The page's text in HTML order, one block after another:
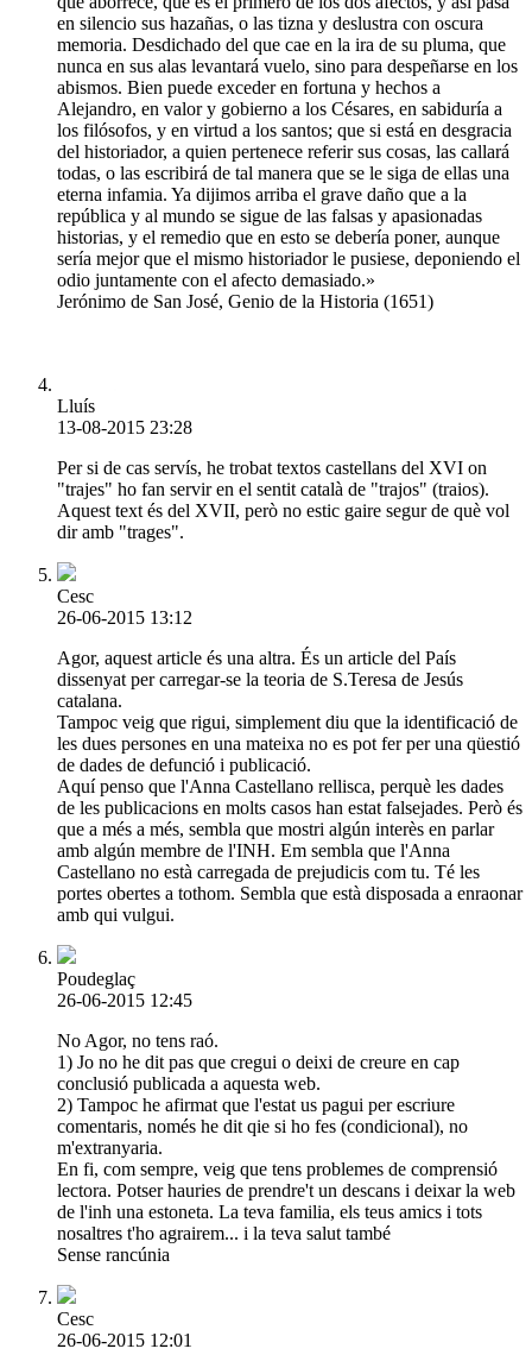
en silencio sus hazañas, o las tizna y deslustra con oscura
memoria. Desdichado del que cae en la ira de su pluma, que
nunca en sus alas levantará vuelo, sino para despeñarse en los
abismos. Bien puede exceder en fortuna y hechos a
Alejandro, en valor y gobierno a los Césares, en sabiduría a
los filósofos, y en virtud a los santos; que si está en desgracia
del historiador, a quien pertenece referir sus cosas, las callará
todas, o las escribirá de tal manera que se le siga de ellas una
eterna infamia. Ya dijimos arriba el grave daño que a la
república y al mundo se sigue de las falsas y apasionadas
historias, y el remedio que en esto se debería poner, aunque
sería mejor que el mismo historiador le pusiese, deponiendo el
odio juntamente con el afecto demasiado.»
Jerónimo de San José, Genio de la Historia (1651)
Lluís
13-08-2015 23:28
Per si de cas servís, he trobat textos castellans del XVI on
"trajes" ho fan servir en el sentit català de "trajos" (traios).
Aquest text és del XVII, però no estic gaire segur de què vol
dir amb "trages".
Cesc
26-06-2015 13:12
Agor, aquest article és una altra. És un article del País
dissenyat per carregar-se la teoria de S.Teresa de Jesús
catalana.
Tampoc veig que rigui, simplement diu que la identificació de
les dues persones en una mateixa no es pot fer per una qüestió
de dades de defunció i publicació.
Aquí penso que l'Anna Castellano rellisca, perquè les dades
de les publicacions en molts casos han estat falsejades. Però és
que a més a més, sembla que mostri algún interès en parlar
amb algún membre de l'INH. Em sembla que l'Anna
Castellano no està carregada de prejudicis com tu. Té les
portes obertes a tothom. Sembla que està disposada a enraonar
amb qui vulgui.
Poudeglaç
26-06-2015 12:45
No Agor, no tens raó.
1) Jo no he dit pas que cregui o deixi de creure en cap
conclusió publicada a aquesta web.
2) Tampoc he afirmat que l'estat us pagui per escriure
comentaris, només he dit qie si ho fes (condicional), no
m'extranyaria.
En fi, com sempre, veig que tens problemes de comprensió
lectora. Potser hauries de prendre't un descans i deixar la web
de l'inh una estoneta. La teva familia, els teus amics i tots
nosaltres t'ho agrairem... i la teva salut també
Sense rancúnia
Cesc
26-06-2015 12:01